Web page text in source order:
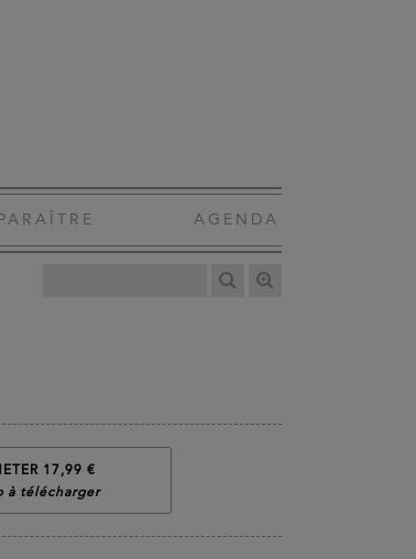
AGENDA
17,99 €
à télécharger